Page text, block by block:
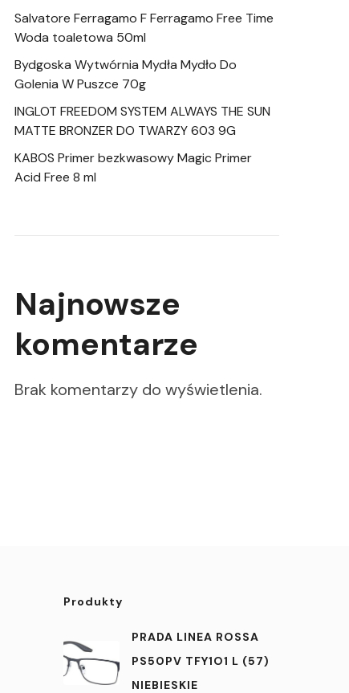
Salvatore Ferragamo F Ferragamo Free Time
Woda toaletowa 50ml
Bydgoska Wytwórnia Mydła Mydło Do
Golenia W Puszce 70g
INGLOT FREEDOM SYSTEM ALWAYS THE SUN
MATTE BRONZER DO TWARZY 603 9G
KABOS Primer bezkwasowy Magic Primer
Acid Free 8 ml
Najnowsze
komentarze
Brak komentarzy do wyświetlenia.
Produkty
PRADA LINEA ROSSA
PS50PV TFY1O1 L (57)
NIEBIESKIE